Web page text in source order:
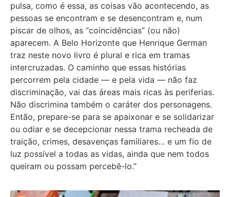
pulsa, como é essa, as coisas vão acontecendo, as
pessoas se encontram e se desencontram e, num
piscar de olhos, as “coincidências” (ou não)
aparecem. A Belo Horizonte que Henrique German
traz neste novo livro é plural e rica em tramas
intercruzadas. O caminho que essas histórias
percorrem pela cidade — e pela vida — não faz
discriminação, vai das áreas mais ricas às periferias.
Não discrimina também o caráter dos personagens.
Então, prepare-se para se apaixonar e se solidarizar
ou odiar e se decepcionar nessa trama recheada de
traição, crimes, desavenças familiares… e um fio de
luz possível a todas as vidas, ainda que nem todos
queiram ou possam percebê-lo.”